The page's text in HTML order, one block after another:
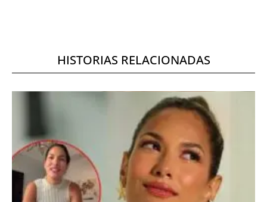
HISTORIAS RELACIONADAS